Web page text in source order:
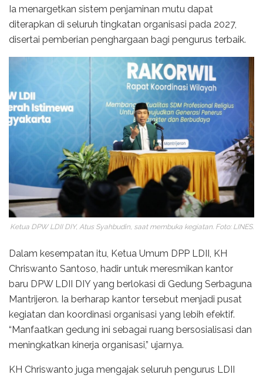
Ia menargetkan sistem penjaminan mutu dapat
diterapkan di seluruh tingkatan organisasi pada 2027,
disertai pemberian penghargaan bagi pengurus terbaik.
Ketua DPW LDII DIY, Atus Syahbudin, saat membuka kegiatan. Foto: LINES.
Dalam kesempatan itu, Ketua Umum DPP LDII, KH
Chriswanto Santoso, hadir untuk meresmikan kantor
baru DPW LDII DIY yang berlokasi di Gedung Serbaguna
Mantrijeron. Ia berharap kantor tersebut menjadi pusat
kegiatan dan koordinasi organisasi yang lebih efektif.
“Manfaatkan gedung ini sebagai ruang bersosialisasi dan
meningkatkan kinerja organisasi,” ujarnya.
KH Chriswanto juga mengajak seluruh pengurus LDII